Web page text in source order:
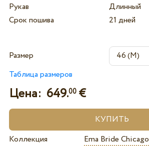
Рукав
Длинный
Срок пошива
21 дней
Размер
Таблица размеров
Цена: 649.00€
Коллекция
Ema Bride Chicago